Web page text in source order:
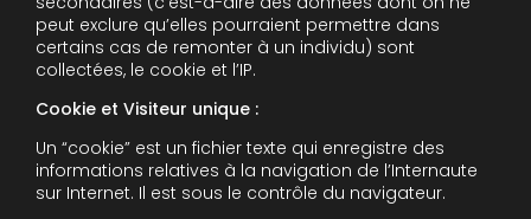
peut exclure qu’elles pourraient permettre dans
certains cas de remonter à un individu) sont
collectées, le cookie et l’IP.
Cookie et Visiteur unique :
Un “cookie” est un fichier texte qui enregistre des
informations relatives à la navigation de l’Internaute
sur Internet. Il est sous le contrôle du navigateur.